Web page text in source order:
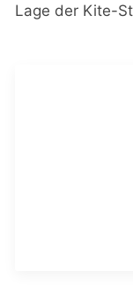
Lage der Kite-